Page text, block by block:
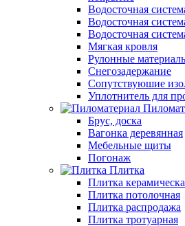
Водосточная
Водосточная
Водосточная
Мягкая кровля
Рулонные
Снегозадержание
Сопутствуюшие
Уплотнитель для
Брус, доска
Вагонка деревянная
Мебельные щиты
Погонаж
Плитка
Плитка
Плитка потолочная
Плитка распродажа
Плитка тротуарная